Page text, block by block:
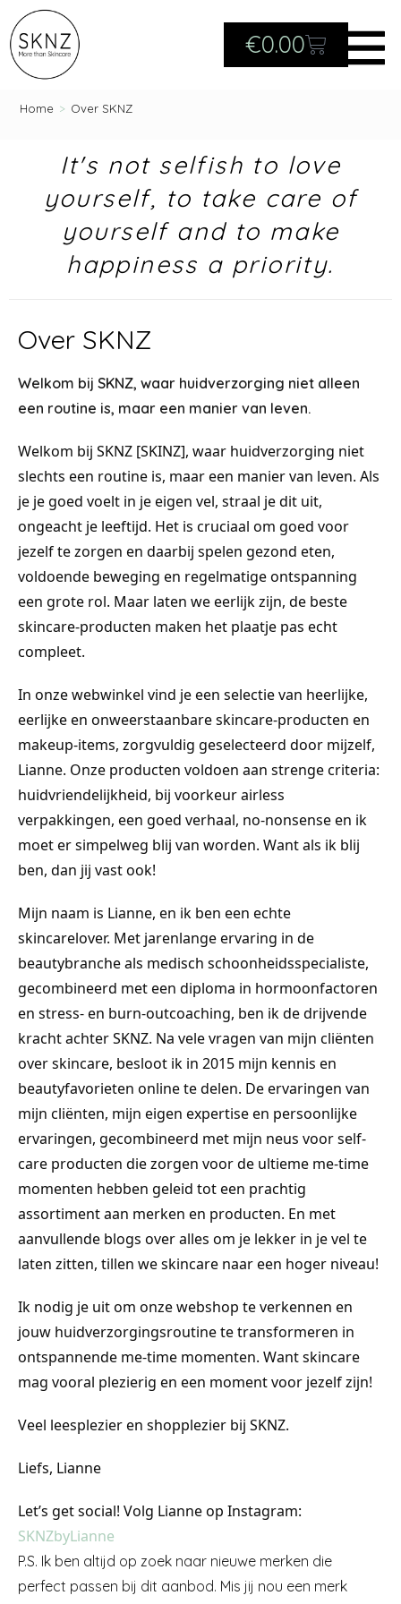
€0.00
Home > Over SKNZ
It's not selfish to love
yourself, to take care of
yourself and to make
happiness a priority.
Over SKNZ
Welkom bij SKNZ, waar huidverzorging niet alleen
een routine is, maar een manier van leven.
Welkom bij SKNZ [SKINZ], waar huidverzorging niet
slechts een routine is, maar een manier van leven. Als
je je goed voelt in je eigen vel, straal je dit uit,
ongeacht je leeftijd. Het is cruciaal om goed voor
jezelf te zorgen en daarbij spelen gezond eten,
voldoende beweging en regelmatige ontspanning
een grote rol. Maar laten we eerlijk zijn, de beste
skincare-producten maken het plaatje pas echt
compleet.
In onze webwinkel vind je een selectie van heerlijke,
eerlijke en onweerstaanbare skincare-producten en
makeup-items, zorgvuldig geselecteerd door mijzelf,
Lianne. Onze producten voldoen aan strenge criteria:
huidvriendelijkheid, bij voorkeur airless
verpakkingen, een goed verhaal, no-nonsense en ik
moet er simpelweg blij van worden. Want als ik blij
ben, dan jij vast ook!
Mijn naam is Lianne, en ik ben een echte
skincarelover. Met jarenlange ervaring in de
beautybranche als medisch schoonheidsspecialiste,
gecombineerd met een diploma in hormoonfactoren
en stress- en burn-outcoaching, ben ik de drijvende
kracht achter SKNZ. Na vele vragen van mijn cliënten
over skincare, besloot ik in 2015 mijn kennis en
beautyfavorieten online te delen. De ervaringen van
mijn cliënten, mijn eigen expertise en persoonlijke
ervaringen, gecombineerd met mijn neus voor self-
care producten die zorgen voor de ultieme me-time
momenten hebben geleid tot een prachtig
assortiment aan merken en producten. En met
aanvullende blogs over alles om je lekker in je vel te
laten zitten, tillen we skincare naar een hoger niveau!
Ik nodig je uit om onze webshop te verkennen en
jouw huidverzorgingsroutine te transformeren in
ontspannende me-time momenten. Want skincare
mag vooral plezierig en een moment voor jezelf zijn!
Veel leesplezier en shopplezier bij SKNZ.
Liefs, Lianne
Let’s get social! Volg Lianne op Instagram:
SKNZbyLianne
P.S. Ik ben altijd op zoek naar nieuwe merken die
perfect passen bij dit aanbod. Mis jij nou een merk